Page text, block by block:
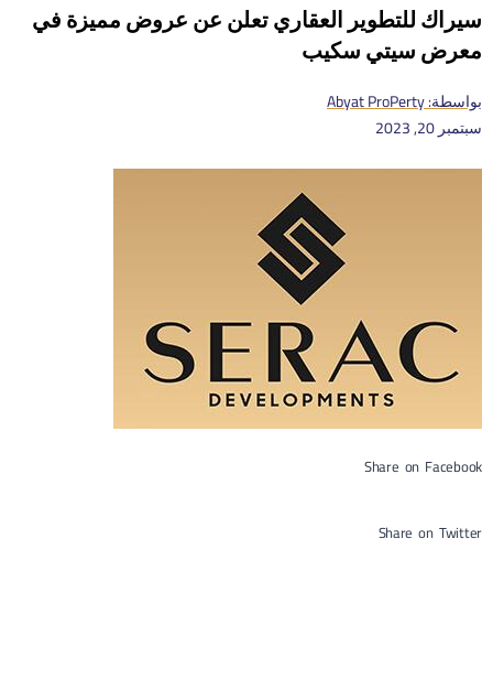
سيراك للتطوير العقاري تعلن عن عروض مميزة في
معرض سيتي سكيب
بواسطة:Abyat ProPerty
سبتمبر 20, 2023
Share on Facebook
Share on Twitter